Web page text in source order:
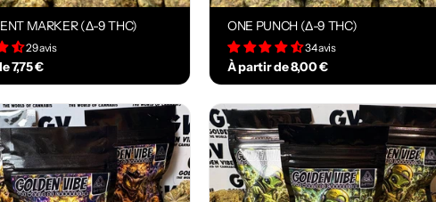
MARKER (Δ-9 THC)
29 avis
7,75 €
ONE PUNCH (Δ-9 THC)
34 avis
À partir de 8,00 €